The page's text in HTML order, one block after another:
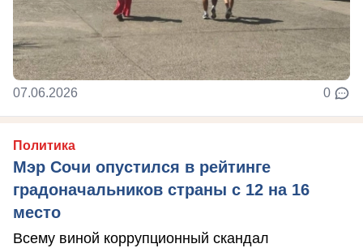
07.06.2026 0
Политика
Мэр Сочи опустился в рейтинге
градоначальников страны с 12 на 16
место
Всему виной коррупционный скандал